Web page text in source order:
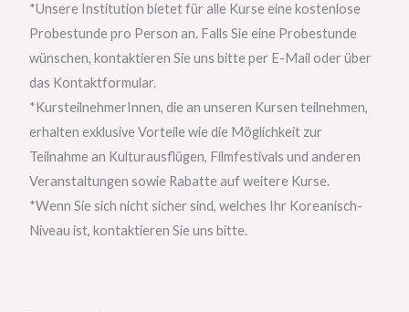
*Unsere Institution bietet für alle Kurse eine kostenlose
Probestunde pro Person an. Falls Sie eine Probestunde
wünschen, kontaktieren Sie uns bitte per E-Mail oder über
das Kontaktformular.
*KursteilnehmerInnen, die an unseren Kursen teilnehmen,
erhalten exklusive Vorteile wie die Möglichkeit zur
Teilnahme an Kulturausflügen, Filmfestivals und anderen
Veranstaltungen sowie Rabatte auf weitere Kurse.
*Wenn Sie sich nicht sicher sind, welches Ihr Koreanisch-
Niveau ist, kontaktieren Sie uns bitte.